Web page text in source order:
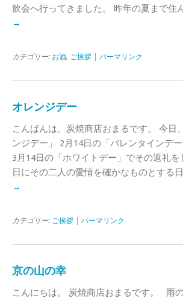
飲会へ行ってきました。 昨年の夏まで住
→
カテゴリー: お酒, ご挨拶 パーマリンク
オレンジデー
こんばんは。炭焼商店おまるです。 今日
ンジデー」 2月14日の「バレンタインデー
3月14日の「ホワイトデー」でその返礼
日にその二人の愛情を確かなものとする
→
カテゴリー: ご挨拶 パーマリンク
京の山の幸
こんにちは。 炭焼商店おまるです。 雨